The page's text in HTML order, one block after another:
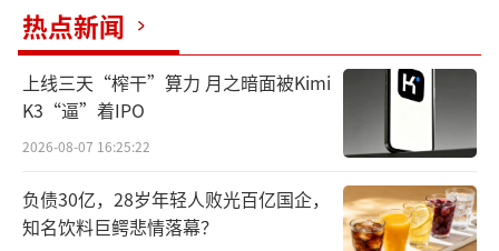
供需匹配模式，并借助技术手段提升服务效
率。
然而，下沉市场的本地化适配、多品牌协
同管理以及持续的技术投入，仍是其规模化扩
张的关键挑战。乐刻能否真正打破行业桎梏，
将健身从“奢侈品”转化为“日用品”？
热点新闻
上线三天“榨干”算力 月之暗面被Kimi
K3“逼”着IPO
2026-08-07 16:25:22
负债30亿，28岁年轻人败光百亿国企，
知名饮料巨鳄悲情落幕？